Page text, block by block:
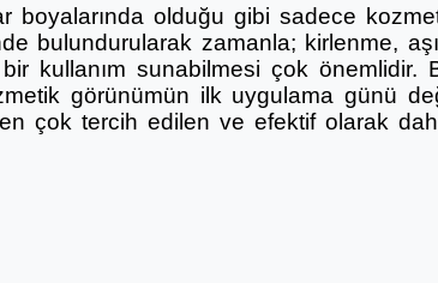
boyalarında olduğu gibi sadece
bulundurularak zamanla; kirlenme,
kullanım sunabilmesi çok önemlidir.
görünümün ilk uygulama günü
çok tercih edilen ve efektif olarak